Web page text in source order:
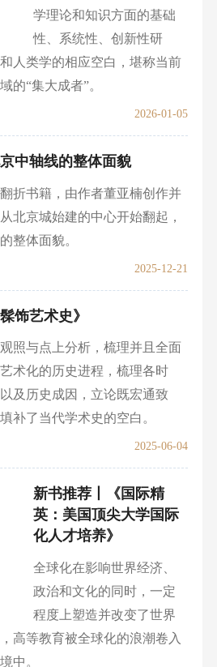
学理论和知识方面的基础
性、系统性、创新性研
人类学的相应空白，堪称当前
的“集大成者”。
2026-01-05
《阅见中轴》：北京中
《阅见中轴》是一本翻折
书籍，由作者董亚楠创作
并整体设计书籍。本书从
线的整体面貌。
新书推荐丨《中国髹饰
艺术史》
面展现了中国髹饰工艺艺
术化的历史进程，梳理各
以及历史成因，立论既宏通致
2025-06-04
新书推荐丨《国际精